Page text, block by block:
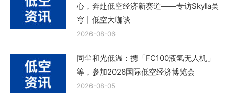
心，奔赴低空经济新赛道——专访Skyla吴
穹丨低空大咖谈
2026-08-06
同尘和光低温：携「FC100液氢无人机」
等，参加2026国际低空经济博览会
2026-08-05